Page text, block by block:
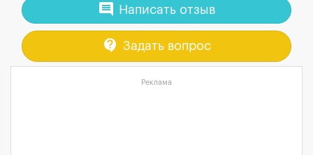
comment Написать отзыв
contact_support Задать вопрос
Реклама